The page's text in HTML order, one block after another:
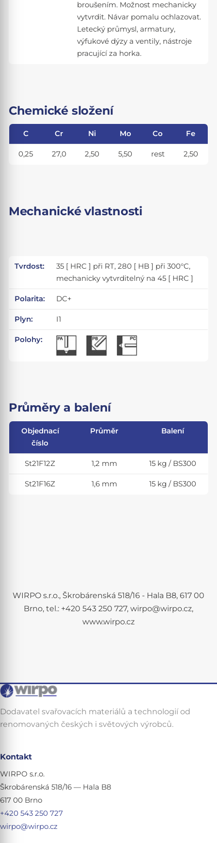
broušením. Možnost mechanicky
vytvrdit. Návar pomalu ochlazovat.
Letecký průmysl, armatury,
výfukové dýzy a ventily, nástroje
pracující za horka.
Chemické složení
C Cr Ni Mo Co Fe
0,25 27,0 2,50 5,50 rest 2,50
Mechanické vlastnosti
Tvrdost:
35 [ HRC ] při RT, 280 [ HB ] při 300°C,
mechanicky vytvrditelný na 45 [ HRC ]
Polarita: DC+
Plyn: I1
Polohy:
Průměry a balení
Objednací
číslo
Průměr Balení
St21F12Z 1,2 mm 15 kg / BS300
St21F16Z 1,6 mm 15 kg / BS300
WIRPO s.r.o., Škrobárenská 518/16 - Hala B8, 617 00
Brno, tel.: +420 543 250 727, wirpo@wirpo.cz,
www.wirpo.cz
Dodavatel svařovacích materiálů a technologií od
renomovaných českých i světových výrobců.
Kontakt
WIRPO s.r.o.
Škrobárenská 518/16 — Hala B8
617 00 Brno
+420 543 250 727
wirpo@wirpo.cz